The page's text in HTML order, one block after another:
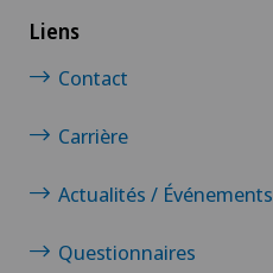
Liens
Contact
Carrière
Actualités / Événements
Questionnaires